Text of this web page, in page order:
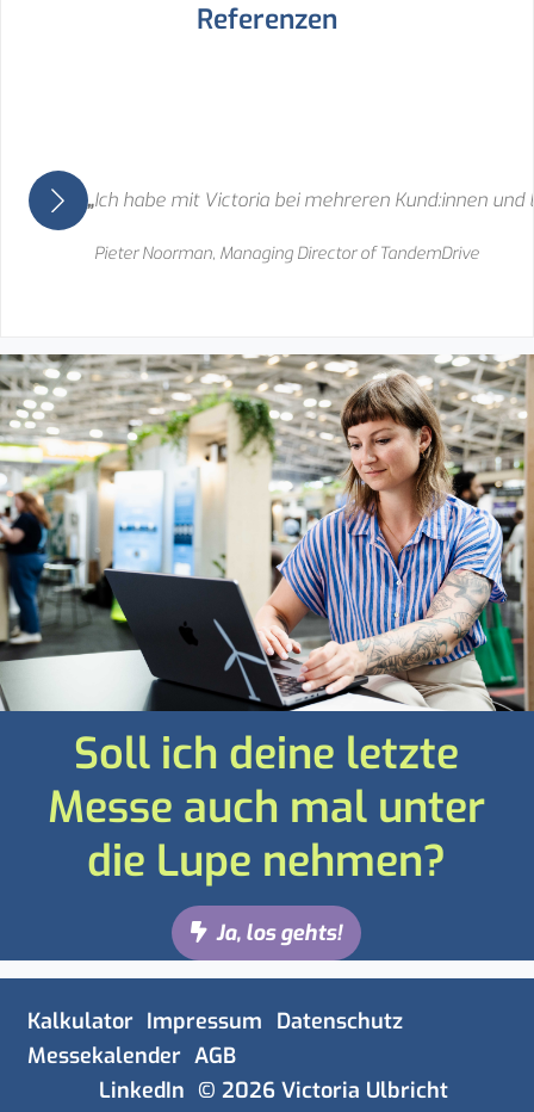
Referenzen
Ich habe mit Victoria bei mehreren Kund:innen
Pieter Noorman, Managing Director of TandemDrive
Soll ich deine letzte
Messe auch mal unter
die Lupe nehmen?
Ja, los gehts!
Navigation
Kalkulator Impressum Datenschutz
Messekalender AGB
LinkedIn © 2026 Victoria Ulbricht